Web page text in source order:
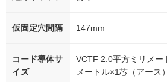
仮固定穴間隔 147mm
コード導体サ
イズ
VCTF 2.0平方ミリメー
メートル×1芯（アース）